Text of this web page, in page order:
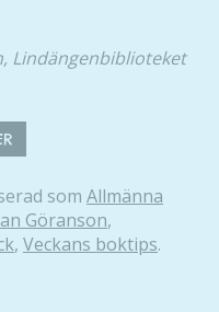
Lindängenbiblioteket
som Allmänna
Göranson,
, Veckans boktips.